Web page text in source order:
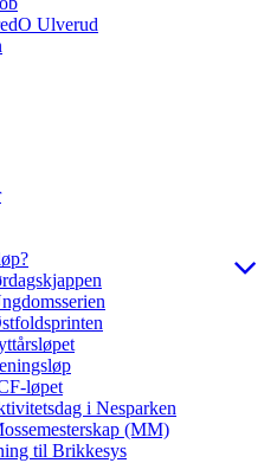
Ulverud
løpet
i Nesparken
(MM)
til Brikkesys